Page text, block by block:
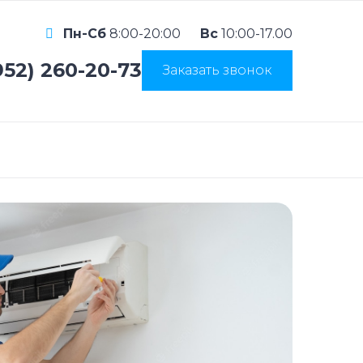
Пн-Сб 8:00-20:00 Вс 10:00-17.00
260-20-73 Заказать звонок